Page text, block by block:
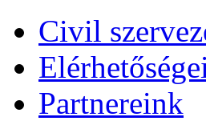
Civil
Partnereink